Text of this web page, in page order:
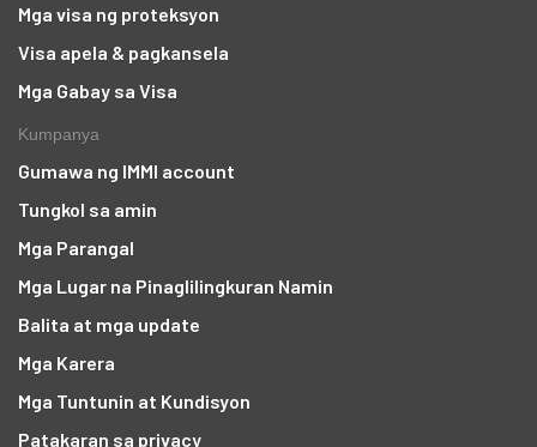
Mga visa ng proteksyon
Visa apela & pagkansela
Mga Gabay sa Visa
Kumpanya
Gumawa ng IMMI account
Tungkol sa amin
Mga Parangal
Mga Lugar na Pinaglilingkuran Namin
Balita at mga update
Mga Karera
Mga Tuntunin at Kundisyon
Patakaran sa privacy